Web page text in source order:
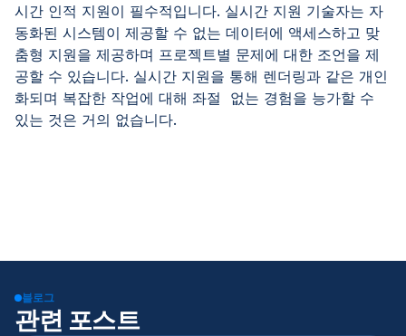
시간 인적 지원이 필수적입니다. 실시간 지원 기술자는 자
동화된 시스템이 제공할 수 없는 데이터에 액세스하고 맞
춤형 지원을 제공하며 프로젝트별 문제에 대한 조언을 제
공할 수 있습니다. 실시간 지원을 통해 렌더링과 같은 개인
화되며 복잡한 작업에 대해 좌절 없는 경험을 능가할 수
있는 것은 거의 없습니다.
블로그
관련 포스트